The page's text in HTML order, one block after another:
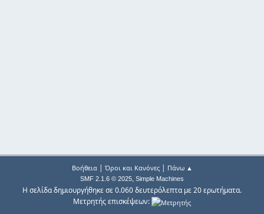
Βοήθεια| Όροι και Κανόνες| Πάνω ▲
SMF 2.1.6 © 2025, Simple Machines
Η σελίδα δημιουργήθηκε σε 0.060 δευτερόλεπτα με 20 ερωτήματα.
Μετρητής επισκέψεων: